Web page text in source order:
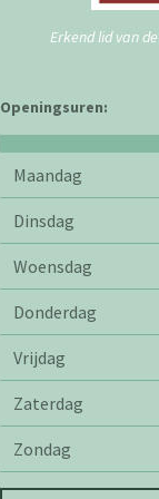
Erkend lid van
Openingsuren:
Maandag
Dinsdag
Woensdag
Donderdag
Vrijdag
Zaterdag
Zondag